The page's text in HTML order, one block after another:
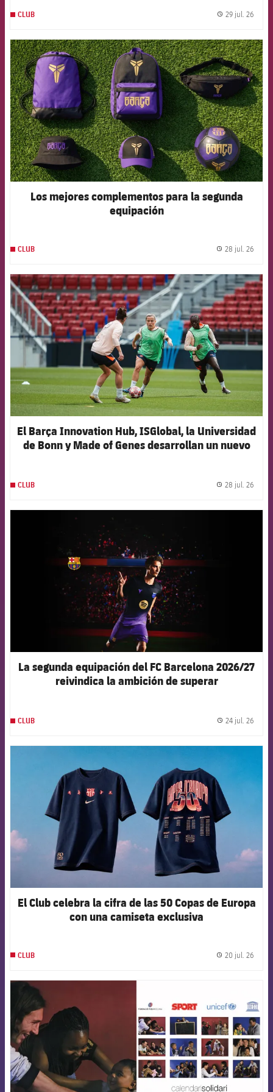
CLUB 29 jul. 26
FCB Barcelona badge
Los mejores complementos para la segunda
equipación
CLUB 28 jul. 26
FCB Barcelona badge
El Barça Innovation Hub, ISGlobal, la Universidad
de Bonn y Made of Genes desarrollan un nuevo
CLUB 28 jul. 26
La segunda equipación del FC Barcelona 2026/27
reivindica la ambición de superar
CLUB 24 jul. 26
El Club celebra la cifra de las 50 Copas de Europa
con una camiseta exclusiva
CLUB 20 jul. 26